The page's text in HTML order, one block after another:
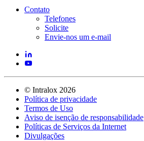
Contato
Telefones
Solicite
Envie-nos um e-mail
© Intralox 2026
Política de privacidade
Termos de Uso
Aviso de isenção de responsabilidade
Políticas de Serviços da Internet
Divulgações